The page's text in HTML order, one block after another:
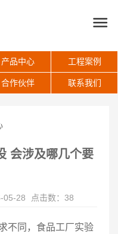
产品中心 工程案例
合作伙伴 联系我们
会涉及哪几个要
05-28 点击数：38
不同，食品工厂实验